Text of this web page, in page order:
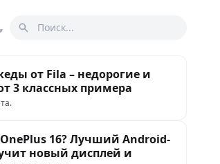
тему
Поиск
от Fila – недорогие и
3 классных примера
16? Лучший Android-
новый дисплей и